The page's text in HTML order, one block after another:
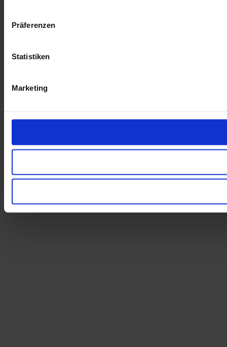
Präferenzen
Statistiken
Marketing